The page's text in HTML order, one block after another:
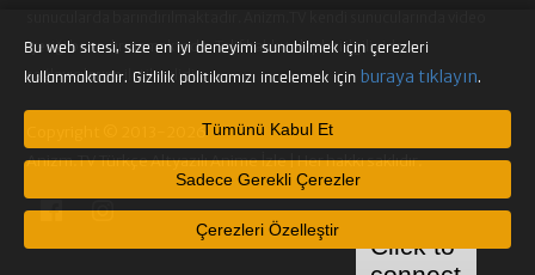
içeriği barındırmamaktadır. Telif hakkı talepleri ilgili video
sağlayıcılarına iletilmelidir.
Copyright © 2013-2026
Anizm.TV Türkçe Altyazılı Anime İzle | Her hakkı saklıdır.
Bu web sitesi, size en iyi deneyimi sunabilmek için çerezleri
kullanmaktadır. Gizlilik politikamızı incelemek için buraya tıklayın.
Tümünü Kabul Et
Sadece Gerekli Çerezler
Çerezleri Özelleştir